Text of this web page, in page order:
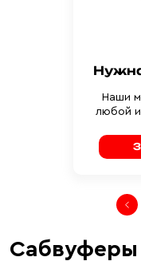
Наши
любой
Сабвуферы